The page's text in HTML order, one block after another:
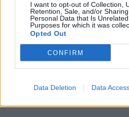
I want to opt-out of Collection,
Retention, Sale, and/or
Personal Data that Is
Purposes for which it was
Opted Out
CONFIRM
Data Deletion Data
Cebola.pdf (PDF, 418 KB)